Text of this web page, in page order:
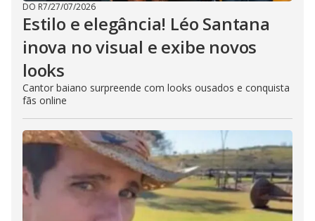
DO R7/27/07/2026
Estilo e elegância! Léo Santana
inova no visual e exibe novos
looks
Cantor baiano surpreende com looks ousados e conquista
fãs online